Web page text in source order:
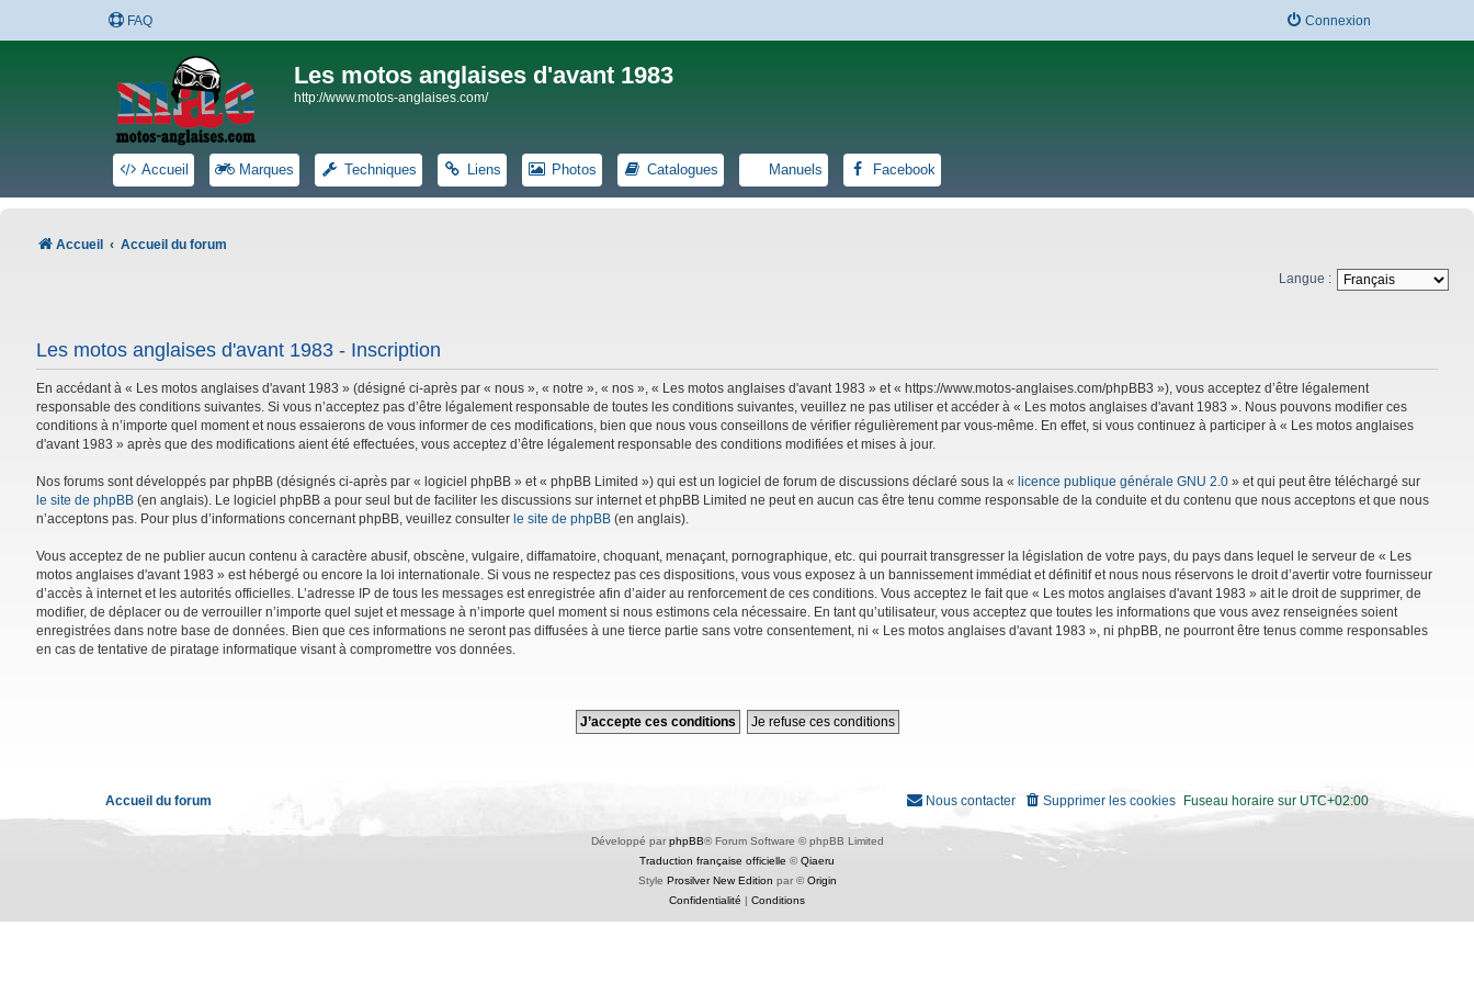
FAQ Connexion
Les motos anglaises d'avant 1983
http://www.motos-anglaises.com/
Accueil Marques Techniques Liens Photos Catalogues Manuels Facebook
Accueil Accueil du forum
Langue :
Les motos anglaises d'avant 1983 - Inscription
En accédant à « Les motos anglaises d'avant 1983 » (désigné ci-après par « nous », « notre », « nos », « Les motos anglaises d'avant 1983 » et « https://www.motos-anglaises.com/phpBB3 »), vous acceptez d’être légalement
responsable des conditions suivantes. Si vous n’acceptez pas d’être légalement responsable de toutes les conditions suivantes, veuillez ne pas utiliser et accéder à « Les motos anglaises d'avant 1983 ». Nous pouvons modifier ces
conditions à n’importe quel moment et nous essaierons de vous informer de ces modifications, bien que nous vous conseillons de vérifier régulièrement par vous-même. En effet, si vous continuez à participer à « Les motos anglaises
d'avant 1983 » après que des modifications aient été effectuées, vous acceptez d’être légalement responsable des conditions modifiées et mises à jour.
Nos forums sont développés par phpBB (désignés ci-après par « logiciel phpBB » et « phpBB Limited ») qui est un logiciel de forum de discussions déclaré sous la « licence publique générale GNU 2.0 » et qui peut être téléchargé sur
le site de phpBB (en anglais). Le logiciel phpBB a pour seul but de faciliter les discussions sur internet et phpBB Limited ne peut en aucun cas être tenu comme responsable de la conduite et du contenu que nous acceptons et que nous
n’acceptons pas. Pour plus d’informations concernant phpBB, veuillez consulter le site de phpBB (en anglais).
Vous acceptez de ne publier aucun contenu à caractère abusif, obscène, vulgaire, diffamatoire, choquant, menaçant, pornographique, etc. qui pourrait transgresser la législation de votre pays, du pays dans lequel le serveur de « Les
motos anglaises d'avant 1983 » est hébergé ou encore la loi internationale. Si vous ne respectez pas ces dispositions, vous vous exposez à un bannissement immédiat et définitif et nous nous réservons le droit d’avertir votre fournisseur
d’accès à internet et les autorités officielles. L’adresse IP de tous les messages est enregistrée afin d’aider au renforcement de ces conditions. Vous acceptez le fait que « Les motos anglaises d'avant 1983 » ait le droit de supprimer, de
modifier, de déplacer ou de verrouiller n’importe quel sujet et message à n’importe quel moment si nous estimons cela nécessaire. En tant qu’utilisateur, vous acceptez que toutes les informations que vous avez renseignées soient
enregistrées dans notre base de données. Bien que ces informations ne seront pas diffusées à une tierce partie sans votre consentement, ni « Les motos anglaises d'avant 1983 », ni phpBB, ne pourront être tenus comme responsables
en cas de tentative de piratage informatique visant à compromettre vos données.
Accueil du forum Fuseau horaire sur UTC+02:00
Supprimer les cookies
Nous contacter
Développé par phpBB® Forum Software © phpBB Limited
Traduction française officielle ©Qiaeru
Style Prosilver New Edition par ©Origin
Confidentialité | Conditions